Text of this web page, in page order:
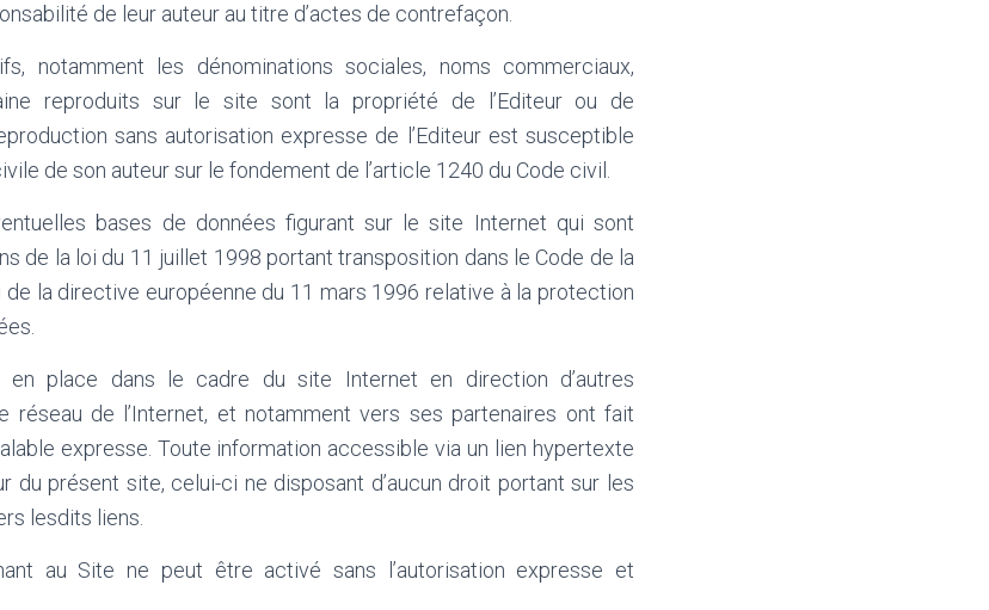
de leur auteur au titre d’actes de contrefaçon.
notamment les dénominations sociales, noms commerciaux,
reproduits sur le site sont la propriété de l’Editeur ou de
sans autorisation expresse de l’Editeur est susceptible
de son auteur sur le fondement de l’article 1240 du Code civil.
bases de données figurant sur le site Internet qui sont
de la loi du 11 juillet 1998 portant transposition dans le Code de la
la directive européenne du 11 mars 1996 relative à la protection
place dans le cadre du site Internet en direction d’autres
réseau de l’Internet, et notamment vers ses partenaires ont fait
expresse. Toute information accessible via un lien hypertexte
du présent site, celui-ci ne disposant d’aucun droit portant sur les
lesdits liens.
au Site ne peut être activé sans l’autorisation expresse et